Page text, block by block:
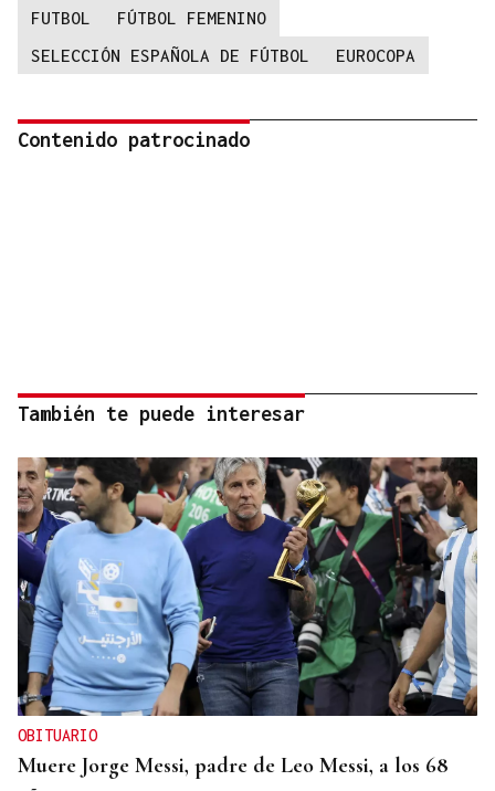
FUTBOL
FÚTBOL FEMENINO
SELECCIÓN ESPAÑOLA DE FÚTBOL
EUROCOPA
Contenido patrocinado
También te puede interesar
OBITUARIO
Muere Jorge Messi, padre de Leo Messi, a los 68